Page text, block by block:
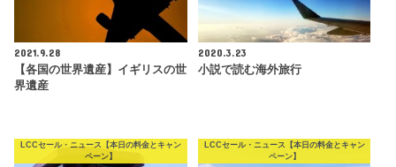
2021.9.28
【各国の世界遺産】イギリスの世
界遺産
2020.3.23
小説で読む海外旅行
LCCセール・ニュース【本日の料金とキャン
ペーン】
LCCセール・ニュース【本日の料金とキャン
ペーン】